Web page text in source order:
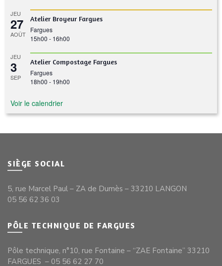
JEU
27
AOÛT
Atelier Broyeur Fargues
Fargues
15h00 - 16h00
JEU
3
SEP
Atelier Compostage Fargues
Fargues
18h00 - 19h00
Voir le calendrier
SIÈGE SOCIAL
5, rue Marcel Paul – ZA de Dumès – 33210 LANGON
05 56 62 36 03
PÔLE TECHNIQUE DE FARGUES
Pôle technique, n°10, rue Fontaine – “ZAE Fontaine” 33210
FARGUES – 05 56 62 27 70